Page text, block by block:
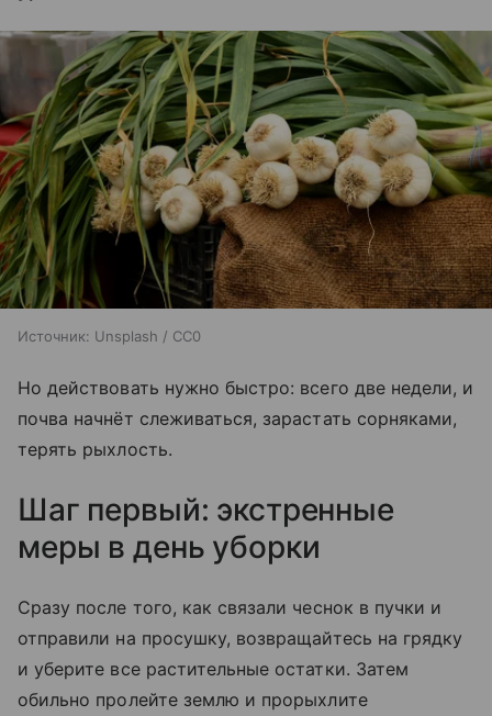
Источник: Unsplash / CC0
Но действовать нужно быстро: всего две недели, и
почва начнёт слеживаться, зарастать сорняками,
терять рыхлость.
Шаг первый: экстренные
меры в день уборки
Сразу после того, как связали чеснок в пучки и
отправили на просушку, возвращайтесь на грядку
и уберите все растительные остатки. Затем
обильно пролейте землю и прорыхлите